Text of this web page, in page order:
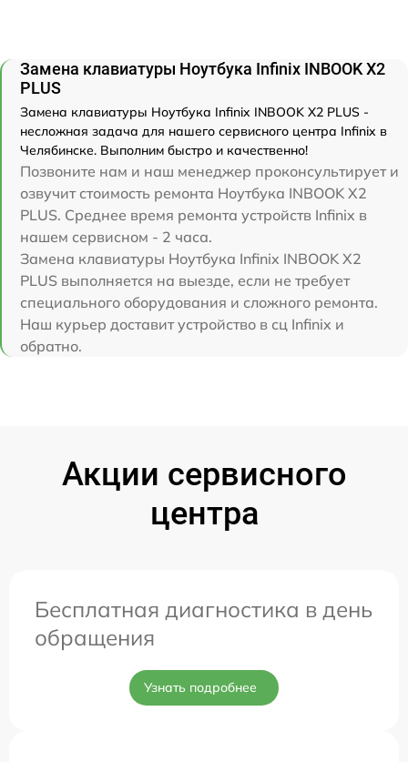
Замена клавиатуры Ноутбука Infinix INBOOK X2
PLUS
Замена клавиатуры Ноутбука Infinix INBOOK X2 PLUS -
несложная задача для нашего сервисного центра Infinix в
Челябинске. Выполним быстро и качественно!
Позвоните нам и наш менеджер проконсультирует и
озвучит стоимость ремонта Ноутбука INBOOK X2
PLUS. Среднее время ремонта устройств Infinix в
нашем сервисном - 2 часа.
Замена клавиатуры Ноутбука Infinix INBOOK X2
PLUS выполняется на выезде, если не требует
специального оборудования и сложного ремонта.
Наш курьер доставит устройство в сц Infinix и
обратно.
Акции сервисного
центра
Бесплатная диагностика в день
обращения
Узнать подробнее